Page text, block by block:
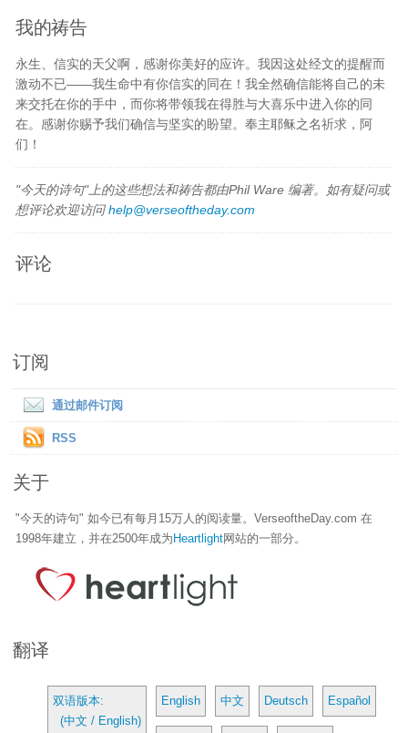
我的祷告
永生、信实的天父啊，感谢你美好的应许。我因这处经文的提醒而
激动不已——我生命中有你信实的同在！我全然确信能将自己的未
来交托在你的手中，而你将带领我在得胜与大喜乐中进入你的同
在。感谢你赐予我们确信与坚实的盼望。奉主耶稣之名祈求，阿
们！
"今天的诗句"上的这些想法和祷告都由Phil Ware 编著。如有疑问或
想评论欢迎访问help@verseoftheday.com
评论
订阅
通过邮件订阅
RSS
关于
"今天的诗句" 如今已有每月15万人的阅读量。VerseoftheDay.com 在
1998年建立，并在2500年成为 Heartlight网站的一部分。
翻译
双语版本:
(中文 / English)
English 中文 Deutsch Español